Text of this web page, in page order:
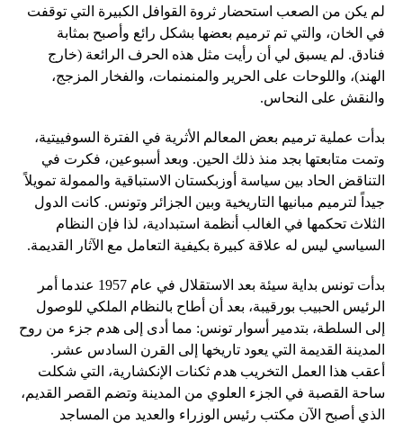
لم يكن من الصعب استحضار ثروة القوافل الكبيرة التي توقفت
في الخان، والتي تم ترميم بعضها بشكل رائع وأصبح بمثابة
فنادق. لم يسبق لي أن رأيت مثل هذه الحرف الرائعة (خارج
الهند)، واللوحات على الحرير والمنمنمات، والفخار المزجج،
والنقش على النحاس.
بدأت عملية ترميم بعض المعالم الأثرية في الفترة السوفييتية،
وتمت متابعتها بجد منذ ذلك الحين. وبعد أسبوعين، فكرت في
التناقض الحاد بين سياسة أوزبكستان الاستباقية والممولة تمويلاً
جيداً لترميم مبانيها التاريخية وبين الجزائر وتونس. كانت الدول
الثلاث تحكمها في الغالب أنظمة استبدادية، لذا فإن النظام
السياسي ليس له علاقة كبيرة بكيفية التعامل مع الآثار القديمة.
بدأت تونس بداية سيئة بعد الاستقلال في عام 1957 عندما أمر
الرئيس الحبيب بورقيبة، بعد أن أطاح بالنظام الملكي للوصول
إلى السلطة، بتدمير أسوار تونس: مما أدى إلى هدم جزء من روح
المدينة القديمة التي يعود تاريخها إلى القرن السادس عشر.
أعقب هذا العمل التخريب هدم ثكنات الإنكشارية، التي شكلت
ساحة القصبة في الجزء العلوي من المدينة وتضم القصر القديم،
الذي أصبح الآن مكتب رئيس الوزراء والعديد من المساجد